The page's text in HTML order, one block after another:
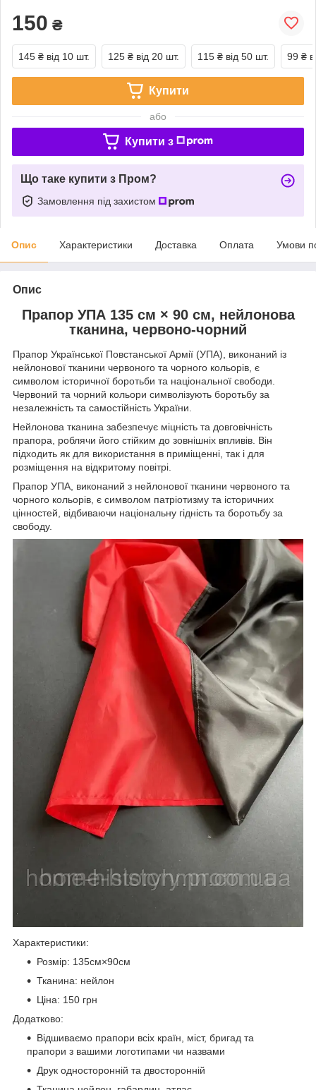
150 ₴
145 ₴ від 10 шт. 125 ₴ від 20 шт. 115 ₴ від 50 шт. 99 ₴
Купити
або
Купити з
Що таке купити з Пром?
Замовлення під захистом
Опис Характеристики Доставка Оплата Умови
Опис
Прапор УПА 135 см × 90 см, нейлонова
тканина, червоно-чорний
Прапор Української Повстанської Армії (УПА), виконаний із
нейлонової тканини червоного та чорного кольорів, є
символом історичної боротьби та національної свободи.
Червоний та чорний кольори символізують боротьбу за
незалежність та самостійність України.
Нейлонова тканина забезпечує міцність та довговічність
прапора, роблячи його стійким до зовнішніх впливів. Він
підходить як для використання в приміщенні, так і для
розміщення на відкритому повітрі.
Прапор УПА, виконаний з нейлонової тканини червоного та
чорного кольорів, є символом патріотизму та історичних
цінностей, відбиваючи національну гідність та боротьбу за
свободу.
Характеристики:
Розмір: 135см×90см
Тканина: нейлон
Ціна: 150 грн
Додатково:
Відшиваємо прапори всіх країн, міст, бригад та
прапори з вашими логотипами чи назвами
Друк односторонній та двосторонній